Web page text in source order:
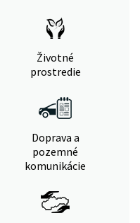
Životné
prostredie
Doprava a
pozemné
komunikácie